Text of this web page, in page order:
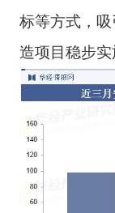
标等方式，
造项目稳步实